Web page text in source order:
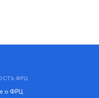
ФРЦ
о ФРЦ